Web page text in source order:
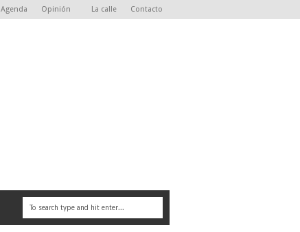
Agenda Opinión La calle Contacto